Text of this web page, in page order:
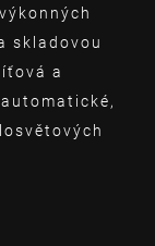
skladovou
a